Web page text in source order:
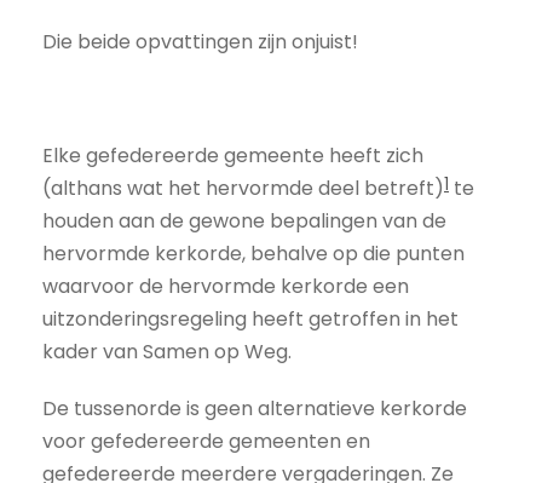
Die beide opvattingen zijn onjuist!
Elke gefedereerde gemeente heeft zich
(althans wat het hervormde deel betreft)1 te
houden aan de gewone bepalingen van de
hervormde kerkorde, behalve op die punten
waarvoor de hervormde kerkorde een
uitzonderingsregeling heeft getroffen in het
kader van Samen op Weg.
De tussenorde is geen alternatieve kerkorde
voor gefedereerde gemeenten en
gefedereerde meerdere vergaderingen. Ze